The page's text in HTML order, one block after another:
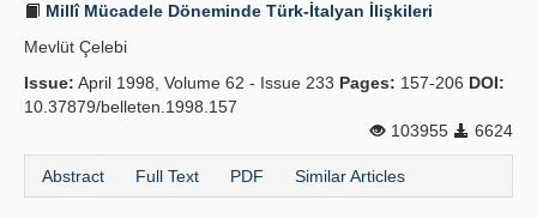
Millî Mücadele Döneminde Türk-İtalyan İlişkileri
Mevlüt Çelebi
Issue: April 1998, Volume 62 - Issue 233 Pages: 157-206 DOI:
10.37879/belleten.1998.157
103955
6624
Abstract Full Text PDF Similar Articles